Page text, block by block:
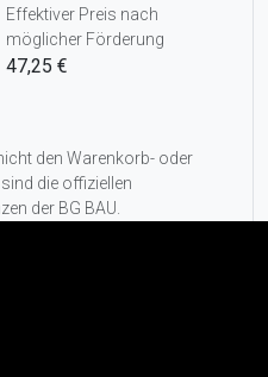
Effektiver Preis nach
möglicher Förderung
47,25 €
den Warenkorb- oder
die offiziellen
der BG BAU.